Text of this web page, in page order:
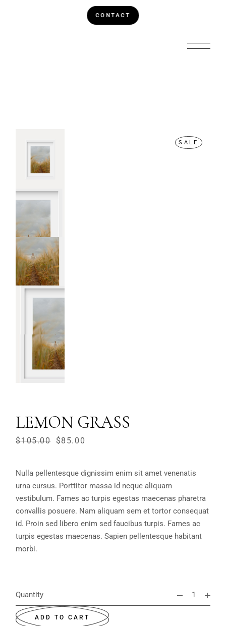
CONTACT
SALE
LEMON GRASS
$105.00 $85.00
Nulla pellentesque dignissim enim sit amet venenatis
urna cursus. Porttitor massa id neque aliquam
vestibulum. Fames ac turpis egestas maecenas pharetra
convallis posuere. Nam aliquam sem et tortor consequat
id. Proin sed libero enim sed faucibus turpis. Fames ac
turpis egestas maecenas. Sapien pellentesque habitant
morbi.
Quantity
ADD TO CART